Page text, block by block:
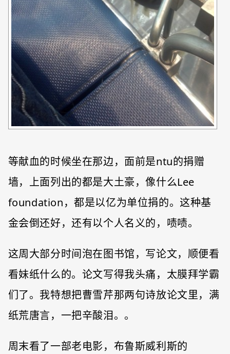
等献血的时候坐在那边，面前是ntu的捐赠
墙，上面列出的都是大土豪，像什么Lee
foundation，都是以亿为单位捐的。这种基
金会倒还好，还有以个人名义的，啧啧。
这周大部分时间泡在图书馆，写论文，顺便看
看妹纸什么的。论文写得我头痛，太膜拜学霸
们了。我特想把曹雪芹那两句诗放论文里，满
纸荒唐言，一把辛酸泪。。
周末看了一部老电影，布鲁斯威利斯的